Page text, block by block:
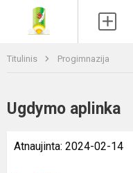
Titulinis Progimnazija
Ugdymo aplinka
Atnaujinta: 2024-02-14